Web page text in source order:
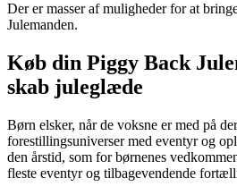
Der er masser af muligheder for at
Julemanden.
Køb din Piggy Back
skab juleglæde
Børn elsker, når de voksne er med på
forestillingsuniverser med eventyr og
den årstid, som for børnenes
fleste eventyr og tilbagevendende